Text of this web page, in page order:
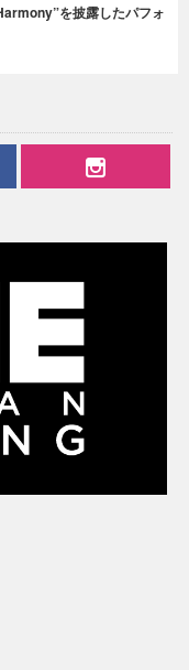
を披露したパフォ